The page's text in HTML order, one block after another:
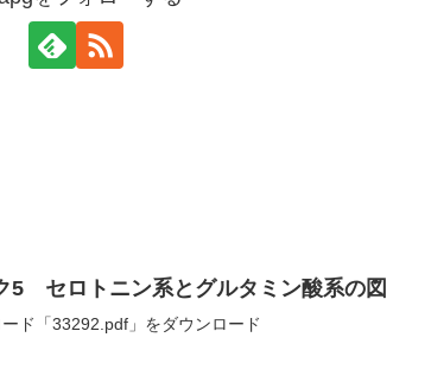
5 セロトニン系とグルタミン酸系の図
ド「33292.pdf」をダウンロード